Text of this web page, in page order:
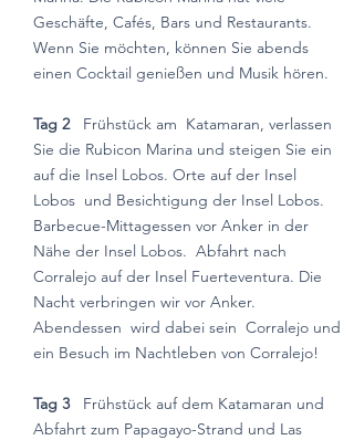
Geschäfte, Cafés, Bars und Restaurants.
Wenn Sie möchten, können Sie abends
einen Cocktail genießen und Musik hören.
Tag 2 Frühstück am Katamaran, verlassen
Sie die Rubicon Marina und steigen Sie ein
auf die Insel Lobos. Orte auf der Insel
Lobos und Besichtigung der Insel Lobos.
Barbecue-Mittagessen vor Anker in der
Nähe der Insel Lobos. Abfahrt nach
Corralejo auf der Insel Fuerteventura. Die
Nacht verbringen wir vor Anker.
Abendessen wird dabei sein Corralejo und
ein Besuch im Nachtleben von Corralejo!
Tag 3
Frühstück auf dem Katamaran und
Abfahrt zum Papagayo-Strand und Las